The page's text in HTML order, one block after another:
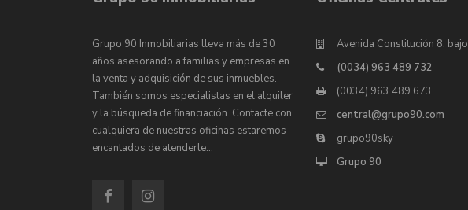
Grupo 90 Inmobiliarias lleva más de 30
años asesorando a familias y empresas en
la venta y adquisición de sus inmuebles.
También somos especialistas en el alquiler
y la búsqueda de financiación. Contacte con
cualquiera de nuestras oficinas estaremos
encantados de atenderle…
Avenida Constitución 8, bajo
(0034) 963 489 732
(0034) 963 489 673
central@grupo90.com
grupo90sky
Grupo 90